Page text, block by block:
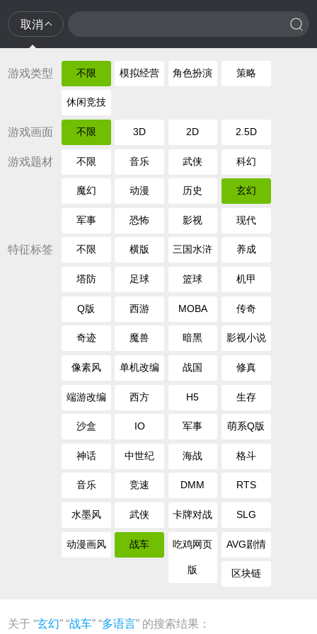
取消
游戏类型 不限 模拟经营 角色扮演 策略
休闲竞技
游戏画面 不限 3D 2D 2.5D
游戏题材 不限 音乐 武侠 科幻
魔幻 动漫 历史 玄幻
军事 恐怖 影视 现代
特征标签 不限 横版 三国水浒 养成
塔防 足球 篮球 机甲
Q版 西游 MOBA 传奇
奇迹 魔兽 暗黑 影视小说
像素风 单机改编 战国 修真
端游改编 西方 H5 生存
沙盒 IO 军事 萌系Q版
神话 中世纪 海战 格斗
音乐 竞速 DMM RTS
水墨风 武侠 卡牌对战 SLG
动漫画风 战车 吃鸡网页
版
AVG剧情
区块链
关于 “玄幻” “战车” “多语言” 的搜索结果：